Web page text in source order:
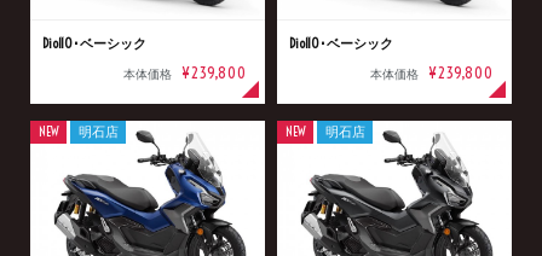
Dio110･ベーシック
本体価格 ¥239,800
Dio110･ベーシック
本体価格 ¥239,800
NEW 明石店 NEW 明石店